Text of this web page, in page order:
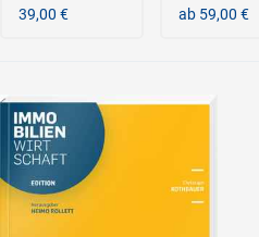
39,00 €
ab 59,00 €